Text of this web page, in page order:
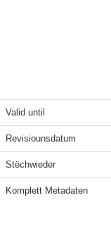
Valid until
Revisiounsdatum
Stëchwieder
Komplett Metadaten